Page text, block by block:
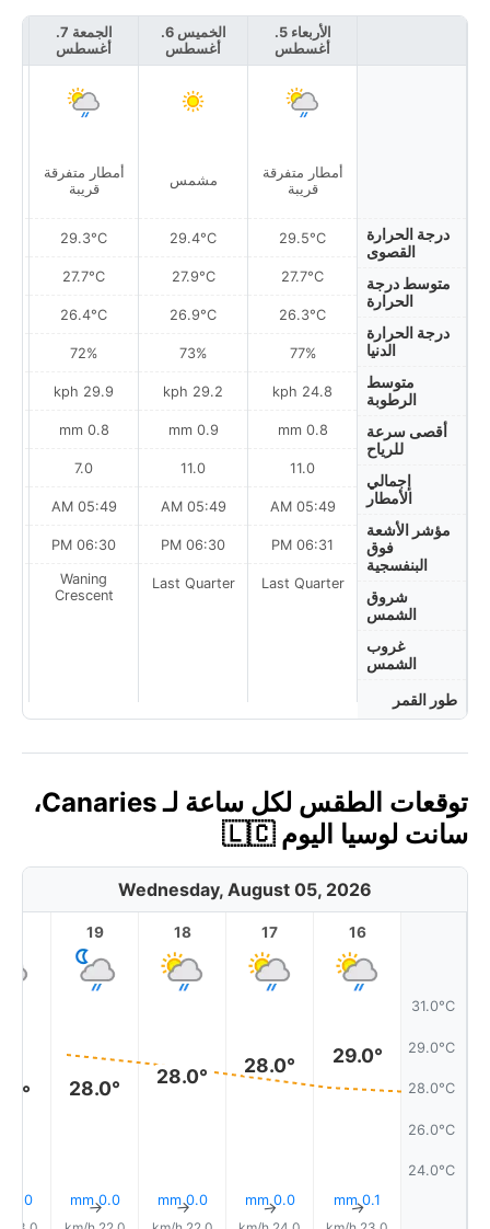
درجة الحرارة
القصوى
متوسط درجة
الحرارة
درجة الحرارة
الدنيا
متوسط
الرطوبة
أقصى سرعة
للرياح
إجمالي
الأمطار
مؤشر الأشعة
فوق
البنفسجية
شروق
الشمس
غروب
الشمس
طور القمر
الأربعاء 5.
أغسطس
أمطار متفرقة
قريبة
29.5°C
27.7°C
26.3°C
77%
24.8 kph
0.8 mm
11.0
05:49 AM
06:31 PM
Last Quarter
الخميس 6.
أغسطس
مشمس
29.4°C
27.9°C
26.9°C
73%
29.2 kph
0.9 mm
11.0
05:49 AM
06:30 PM
Last Quarter
الجمعة 7.
أغسطس
أمطار متفرقة
قريبة
29.3°C
27.7°C
26.4°C
72%
29.9 kph
0.8 mm
7.0
05:49 AM
06:30 PM
Waning
Crescent
توقعات الطقس لكل ساعة لـ Canaries،
سانت لوسيا اليوم 🇱🇨
Wednesday, August 05, 2026
31.0°C
29.0°C
28.0°C
26.0°C
24.0°C
16
29.0°
0.1 mm
↑
17
28.0°
0.0 mm
↑
18
28.0°
0.0 mm
↑
19
28.0°
0.0 mm
↑
0.0 mm